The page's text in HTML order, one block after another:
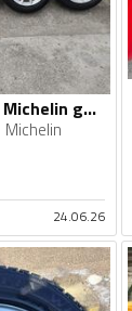
Borbet felne i Michelin gume
Michelin
24.06.26